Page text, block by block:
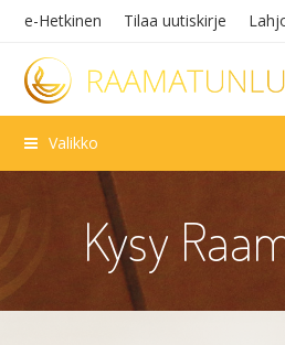
e-Hetkinen Tilaa uutiskirje
Valikko
Kysy